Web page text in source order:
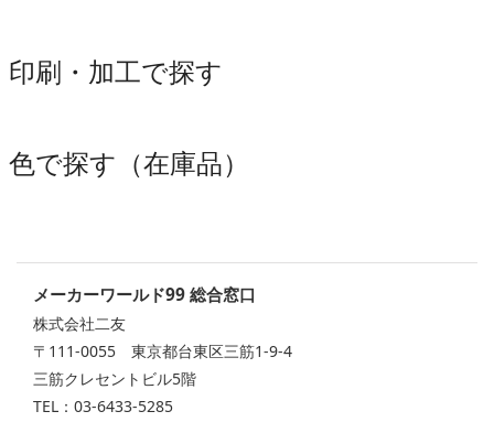
印刷・加工で探す
色で探す（在庫品）
メーカーワールド99 総合窓口
株式会社二友
〒111-0055 東京都台東区三筋1-9-4
三筋クレセントビル5階
TEL：03-6433-5285